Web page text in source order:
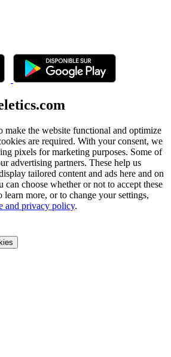
make the website functional and optimize
are required. With your consent, we
pixels for marketing purposes. Some of
advertising partners. These help us
tailored content and ads here and on
can choose whether or not to accept these
more, or to change your settings,
and privacy policy.